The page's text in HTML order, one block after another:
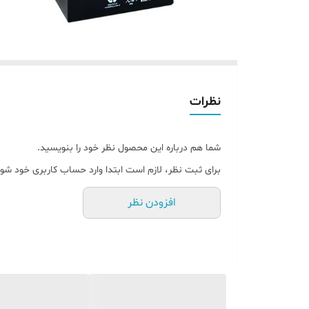
نظرات
شما هم درباره این محصول نظر خود را بنویسید.
برای ثبت نظر، لازم است ابتدا وارد حساب کاربری خود
افزودن نظر